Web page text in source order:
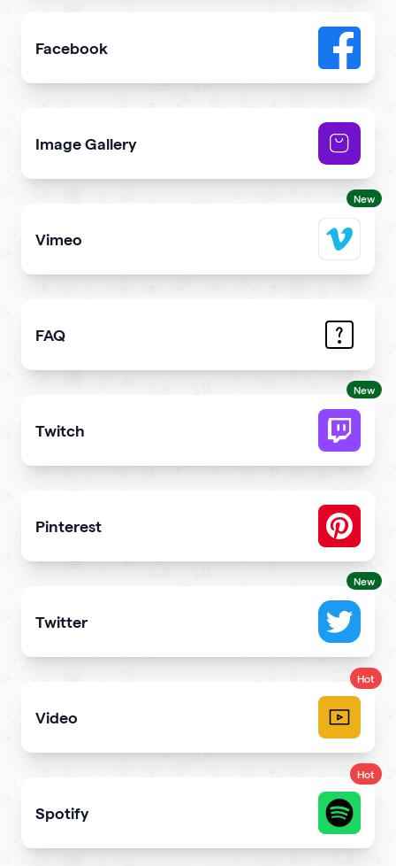
Facebook
Add link or Facebook like button to your qr code
Image Gallery
New
Vimeo
FAQ
Demonstrate the answers to the most common
New
Twitch
Get more stream viewers and engagement
Pinterest
Showcase Pins, boards and more
New
Twitter
Hot
Video
Hot
Spotify